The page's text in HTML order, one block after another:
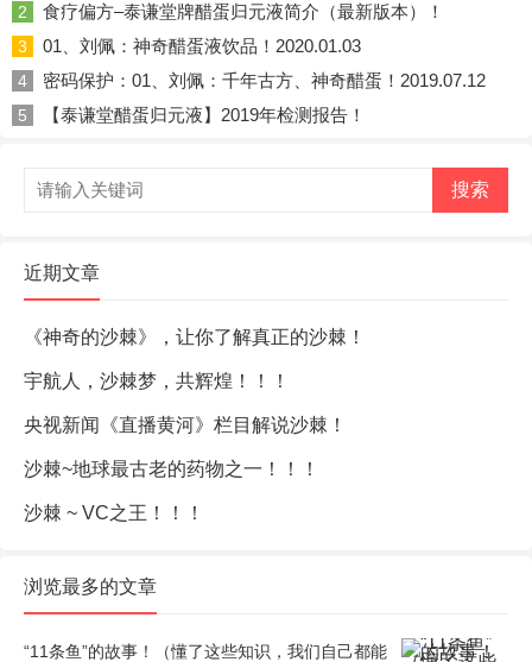
2 食疗偏方–泰谦堂牌醋蛋归元液简介（最新版本）！
3 01、刘佩：神奇醋蛋液饮品！2020.01.03
4 密码保护：01、刘佩：千年古方、神奇醋蛋！2019.07.12
5 【泰谦堂醋蛋归元液】2019年检测报告！
搜索
近期文章
《神奇的沙棘》，让你了解真正的沙棘！
宇航人，沙棘梦，共辉煌！！！
央视新闻《直播黄河》栏目解说沙棘！
沙棘~地球最古老的药物之一！！！
沙棘 ~ VC之王！！！
浏览最多的文章
“11条鱼”的故事！（懂了这些知识，我们自己都能